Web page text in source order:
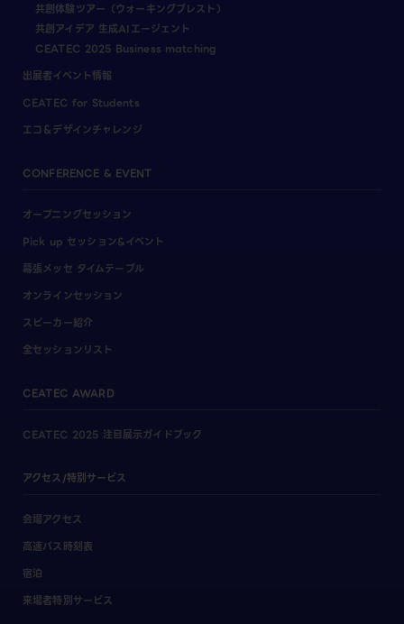
共創体験ツアー（ウォーキングブレスト）
共創アイデア 生成AIエージェント
CEATEC 2025 Business matching
出展者イベント情報
CEATEC for Students
エコ＆デザインチャレンジ
CONFERENCE & EVENT
オープニングセッション
Pick up セッション&イベント
幕張メッセ タイムテーブル
オンラインセッション
スピーカー紹介
全セッションリスト
CEATEC AWARD
CEATEC 2025 注目展示ガイドブック
アクセス/特別サービス
会場アクセス
高速バス時刻表
宿泊
来場者特別サービス